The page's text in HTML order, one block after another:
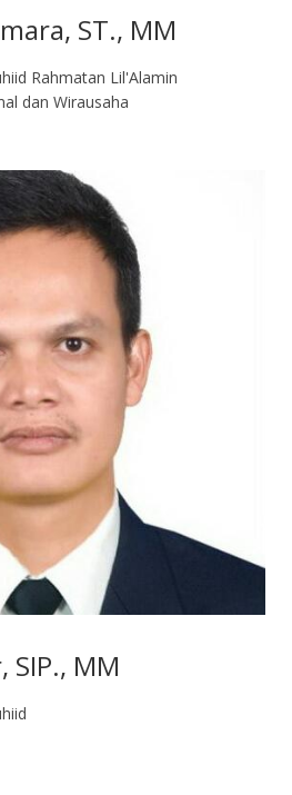
ST., MM
Rahmatan Lil'Alamin
dan Wirausaha
SIP., MM